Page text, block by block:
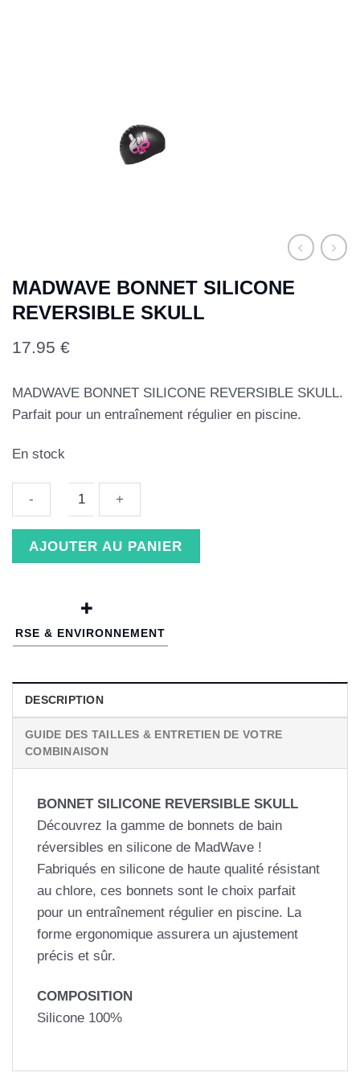
MADWAVE BONNET SILICONE
REVERSIBLE SKULL
17.95 €
MADWAVE BONNET SILICONE REVERSIBLE SKULL.
Parfait pour un entraînement régulier en piscine.
En stock
REVERSIBLE
AJOUTER AU PANIER
RSE & ENVIRONNEMENT
DESCRIPTION
GUIDE DES TAILLES & ENTRETIEN DE VOTRE
COMBINAISON
BONNET SILICONE REVERSIBLE SKULL
Découvrez la gamme de bonnets de bain
réversibles en silicone de MadWave !
Fabriqués en silicone de haute qualité résistant
au chlore, ces bonnets sont le choix parfait
pour un entraînement régulier en piscine. La
forme ergonomique assurera un ajustement
précis et sûr.
COMPOSITION
Silicone 100%